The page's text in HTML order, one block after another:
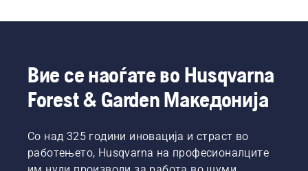
Вие се наоѓате во Husqvarna
Forest & Garden Македонија
Со над 325 години иновација и страст во
работењето, Husqvarna на професионалците